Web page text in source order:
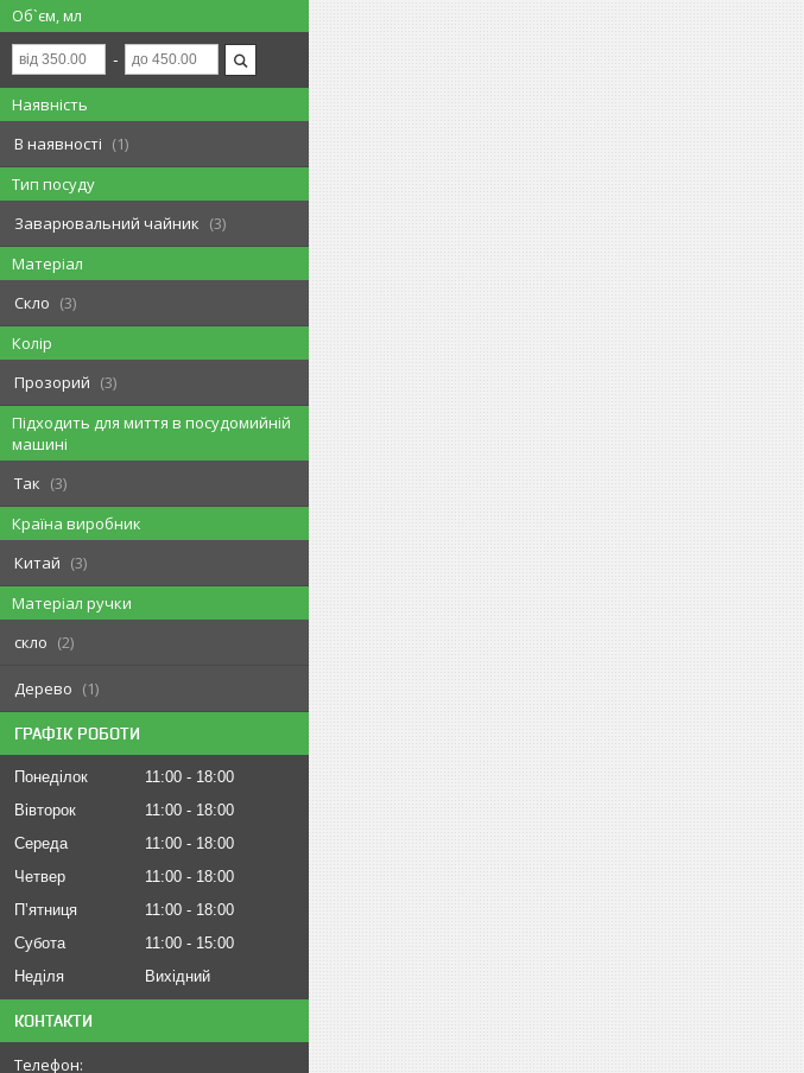
Об`єм, мл
Наявність
В наявності
1
Тип посуду
Заварювальний чайник
3
Матеріал
Скло
3
Колір
Прозорий
3
Підходить для миття в посудомийній
машині
Так
3
Країна виробник
Китай
3
Матеріал ручки
скло
2
Дерево 1
ГРАФІК РОБОТИ
Понеділок 11:00
18:00
Вівторок
11:00
18:00
Середа
11:00
18:00
Четвер
11:00
18:00
Пʼятниця
11:00
18:00
Субота
11:00
15:00
Неділя
Вихідний
КОНТАКТИ